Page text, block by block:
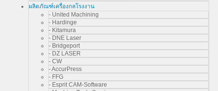
ผลิตภัณฑ์เครื่องกลโรงงาน
- United Machining
- Hardinge
- Kitamura
- DNE Laser
- Bridgeport
- DZ LASER
- CW
- AccurPress
- FFG
- Esprit CAM-Software